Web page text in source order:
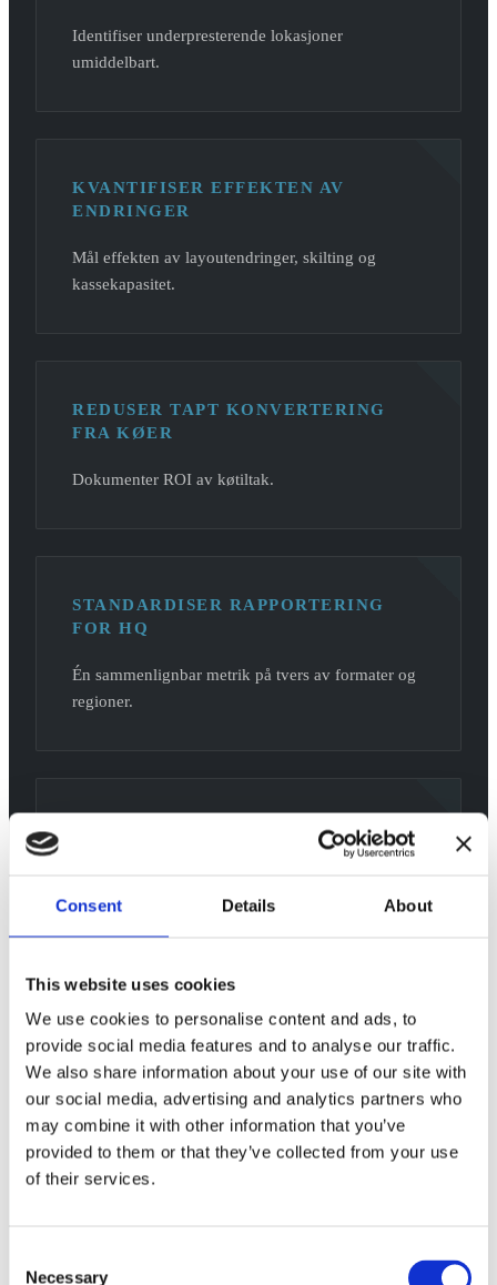
Consent Details About
This website uses cookies
We use cookies to personalise content and ads, to
provide social media features and to analyse our traffic.
We also share information about your use of our site with
our social media, advertising and analytics partners who
may combine it with other information that you’ve
provided to them or that they’ve collected from your use
of their services.
Necessary
Identifiser underpresterende lokasjoner
umiddelbart.
KVANTIFISER EFFEKTEN AV
ENDRINGER
Mål effekten av layoutendringer, skilting og
kassekapasitet.
REDUSER TAPT KONVERTERING
FRA KØER
Dokumenter ROI av køtiltak.
STANDARDISER RAPPORTERING
FOR HQ
Én sammenlignbar metrik på tvers av formater og
regioner.
VALIDER KAMPANJEEFFEKT